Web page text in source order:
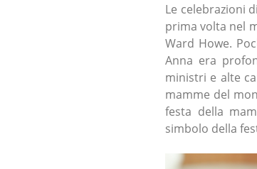
Le celebrazioni
prima volta nel
Ward Howe.
Anna era
ministri e alte
mamme del
festa della
simbolo della